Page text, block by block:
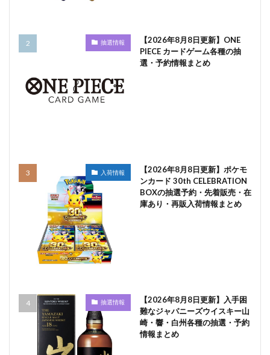
抽選情報
【2026年8月8日更新】ONE
PIECE カードゲーム各種の抽
選・予約情報まとめ
入荷情報
【2026年8月8日更新】ポケモ
ンカード 30th CELEBRATION
BOXの抽選予約・先着販売・在
庫あり・再販入荷情報まとめ
抽選情報
【2026年8月8日更新】入手困
難なジャパニーズウイスキー山
崎・響・白州各種の抽選・予約
情報まとめ